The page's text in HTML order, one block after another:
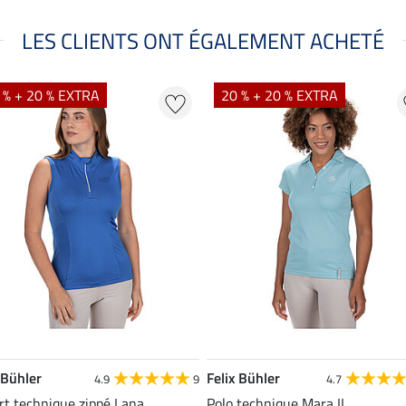
LES CLIENTS ONT ÉGALEMENT ACHETÉ
+ 20 % EXTRA
4.9 9
20 % + 20 % EXTRA
Felix Bühler 4.7